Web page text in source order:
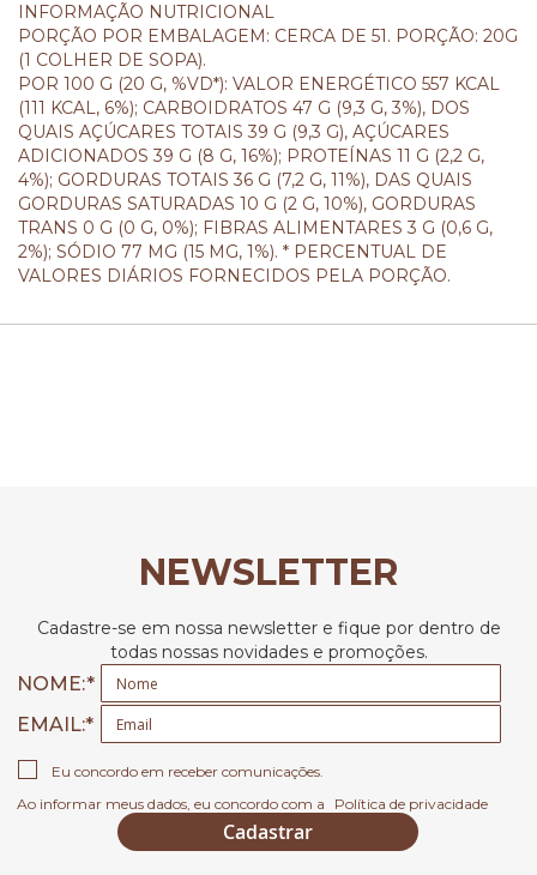
INFORMAÇÃO NUTRICIONAL
PORÇÃO POR EMBALAGEM: CERCA DE 51. PORÇÃO: 20G
(1 COLHER DE SOPA).
POR 100 G (20 G, %VD*): VALOR ENERGÉTICO 557 KCAL
(111 KCAL, 6%); CARBOIDRATOS 47 G (9,3 G, 3%), DOS
QUAIS AÇÚCARES TOTAIS 39 G (9,3 G), AÇÚCARES
ADICIONADOS 39 G (8 G, 16%); PROTEÍNAS 11 G (2,2 G,
4%); GORDURAS TOTAIS 36 G (7,2 G, 11%), DAS QUAIS
GORDURAS SATURADAS 10 G (2 G, 10%), GORDURAS
TRANS 0 G (0 G, 0%); FIBRAS ALIMENTARES 3 G (0,6 G,
2%); SÓDIO 77 MG (15 MG, 1%). * PERCENTUAL DE
VALORES DIÁRIOS FORNECIDOS PELA PORÇÃO.
NEWSLETTER
Cadastre-se em nossa newsletter e fique por dentro de
todas nossas novidades e promoções.
NOME:
EMAIL
Eu concordo em receber comunicações.
Ao informar meus dados, eu concordo com a
Política de privacidade
Cadastrar